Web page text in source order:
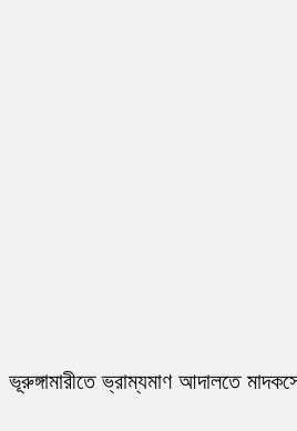
ভূরুঙ্গামারীতে ভ্রাম্যমাণ আদালতে